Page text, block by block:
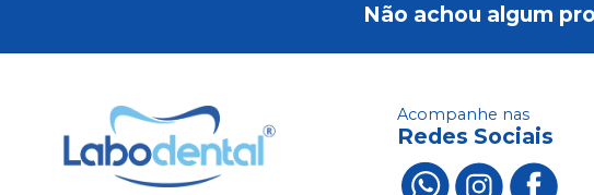
Não achou algum
Acompanhe nas
Redes Sociais